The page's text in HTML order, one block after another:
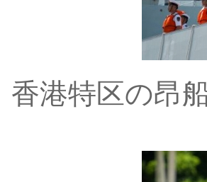
香港特区の昂